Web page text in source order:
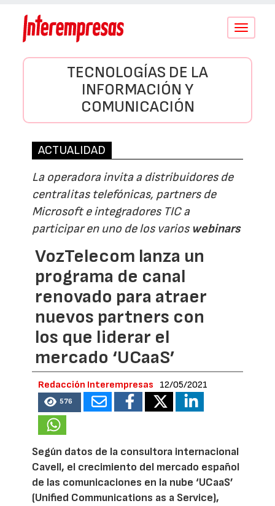
Conmutar
TECNOLOGÍAS DE LA
INFORMACIÓN Y
COMUNICACIÓN
ACTUALIDAD
La operadora invita a distribuidores de
centralitas telefónicas, partners de
Microsoft e integradores TIC a
participar en uno de los varios webinars
VozTelecom lanza un
programa de canal
renovado para atraer
nuevos partners con
los que liderar el
mercado ‘UCaaS’
Redacción Interempresas 12/05/2021
576
Según datos de la consultora internacional
Cavell, el crecimiento del mercado español
de las comunicaciones en la nube ‘UCaaS’
(Unified Communications as a Service),